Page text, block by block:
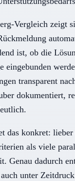
Vergleich zeigt
ist, ob die
eingebunden
transparent
dokumentiert,
das konkret:
als viele
Genau dadurch
unter